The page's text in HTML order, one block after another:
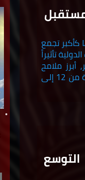
كأكبر تجمع
تأثيراً
أبرز ملامح
الدورات السابقة من القمة التي تعقد نسختها القادمة في دبي خلال المدة من 12 إلى
التوسع